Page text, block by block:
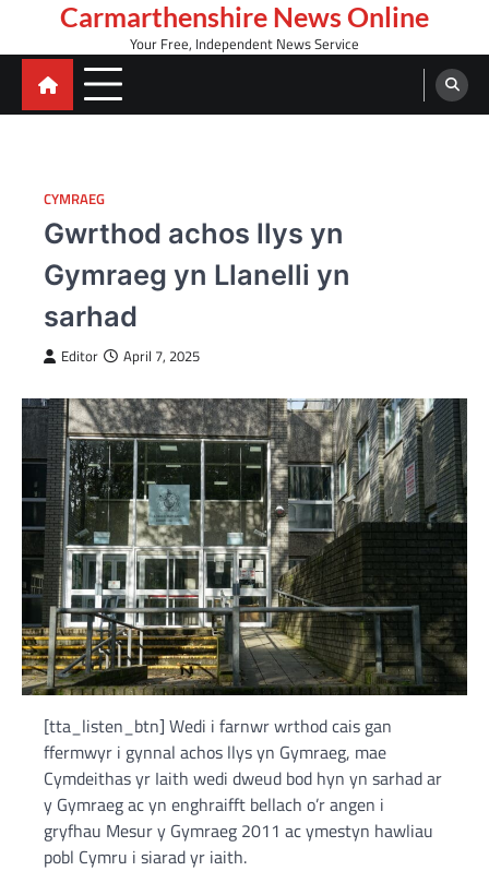
content
Carmarthenshire News Online
Your Free, Independent News Service
CYMRAEG
Gwrthod achos llys yn
Gymraeg yn Llanelli yn
sarhad
Editor April 7, 2025
[tta_listen_btn] Wedi i farnwr wrthod cais gan
ffermwyr i gynnal achos llys yn Gymraeg, mae
Cymdeithas yr Iaith wedi dweud bod hyn yn sarhad ar
y Gymraeg ac yn enghraifft bellach o’r angen i
gryfhau Mesur y Gymraeg 2011 ac ymestyn hawliau
pobl Cymru i siarad yr iaith.